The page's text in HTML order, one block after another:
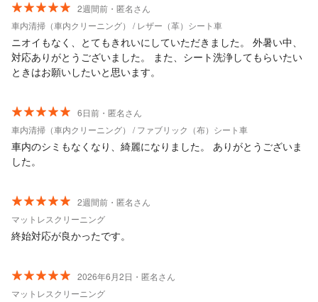
2週間前・匿名さん
車内清掃（車内クリーニング） / レザー（革）シート車
ニオイもなく、とてもきれいにしていただきました。 外暑い中、
対応ありがとうございました。 また、シート洗浄してもらいたい
ときはお願いしたいと思います。
6日前・匿名さん
車内清掃（車内クリーニング） / ファブリック（布）シート車
車内のシミもなくなり、綺麗になりました。 ありがとうございま
した。
2週間前・匿名さん
マットレスクリーニング
終始対応が良かったです。
2026年6月2日・匿名さん
マットレスクリーニング